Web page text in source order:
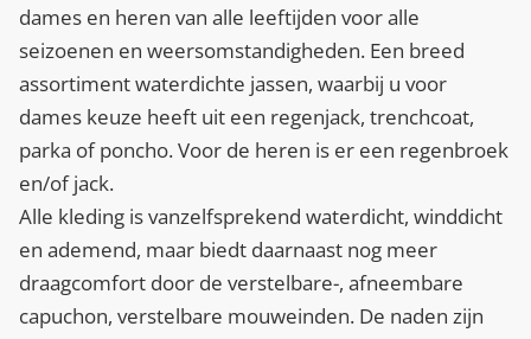
dames en heren van alle leeftijden voor alle
seizoenen en weersomstandigheden. Een breed
assortiment waterdichte jassen, waarbij u voor
dames keuze heeft uit een regenjack, trenchcoat,
parka of poncho. Voor de heren is er een regenbroek
en/of jack.
Alle kleding is vanzelfsprekend waterdicht, winddicht
en ademend, maar biedt daarnaast nog meer
draagcomfort door de verstelbare-, afneembare
capuchon, verstelbare mouweinden. De naden zijn